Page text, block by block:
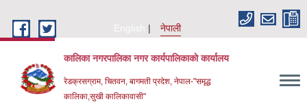
English
नेपाली
कालिका नगरपालिका नगर कार्यपालिकाकाे कार्यालय
रेडक्रसग्राम, चितवन, बागमती प्रदेश, नेपाल-"समृद्ध
कालिका,सुखी कालिकावासी"